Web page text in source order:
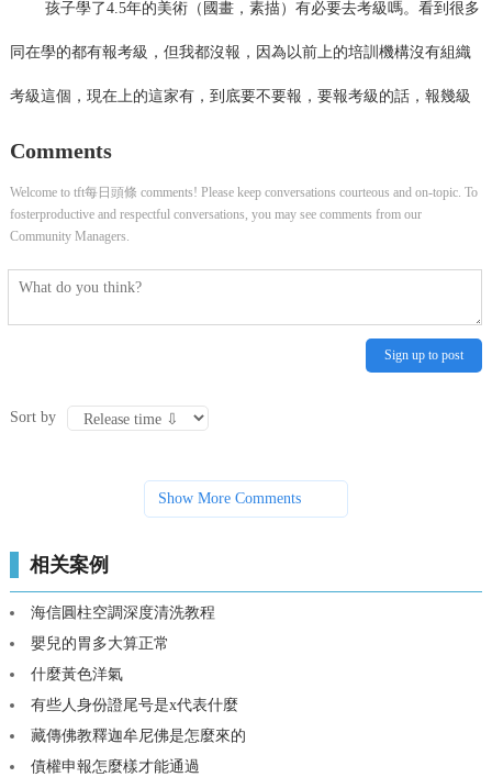
孩子學了4.5年的美術（國畫，素描）有必要去考級嗎。看到很多
同在學的都有報考級，但我都沒報，因為以前上的培訓機構沒有組織
考級這個，現在上的這家有，到底要不要報，要報考級的話，報幾級
Comments
Welcome to tft每日頭條 comments! Please keep conversations courteous and on-topic. To
fosterproductive and respectful conversations, you may see comments from our
Community Managers.
Sign up to post
Sort by
Show More Comments
相关案例
海信圓柱空調深度清洗教程
嬰兒的胃多大算正常
什麼黃色洋氣
有些人身份證尾号是x代表什麼
藏傳佛教釋迦牟尼佛是怎麼來的
債權申報怎麼樣才能通過